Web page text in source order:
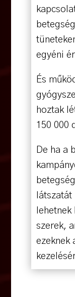
egyéni
És
hoztak
150 000
De ha a
szerek,
ezeknek